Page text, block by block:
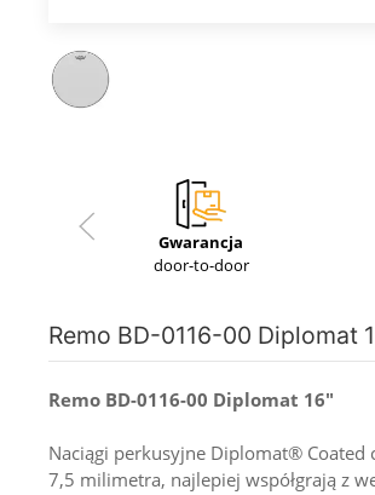
Gwarancja
door-to-door
Remo BD-0116-00 Diplomat
Remo BD-0116-00 Diplomat 16″
Naciągi perkusyjne Diplomat®
7,5 milimetra, najlepiej współgrają z